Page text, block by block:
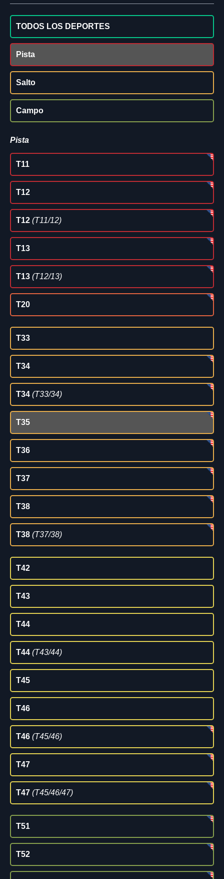
TODOS LOS DEPORTES
Pista
Salto
Campo
Pista
T11
T12
T12 (T11/12)
T13
T13 (T12/13)
T20
T33
T34
T34 (T33/34)
T35
T36
T37
T38
T38 (T37/38)
T42
T43
T44
T44 (T43/44)
T45
T46
T46 (T45/46)
T47
T47 (T45/46/47)
T51
T52